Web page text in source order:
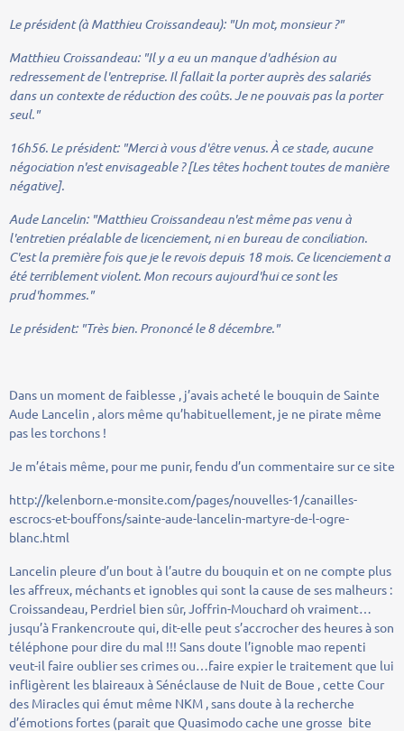
Le président (à Matthieu Croissandeau):"Un mot, monsieur ?"
Matthieu Croissandeau:"Il y a eu un manque d'adhésion au
redressement de l'entreprise. Il fallait la porter auprès des salariés
dans un contexte de réduction des coûts. Je ne pouvais pas la porter
seul."
16h56. Le président:"Merci à vous d'être venus. À ce stade, aucune
négociation n'est envisageable ? [Les têtes hochent toutes de manière
négative].
Aude Lancelin:"Matthieu Croissandeau n'est même pas venu à
l'entretien préalable de licenciement, ni en bureau de conciliation.
C'est la première fois que je le revois depuis 18 mois. Ce licenciement a
été terriblement violent. Mon recours aujourd'hui ce sont les
prud'hommes."
Le président: "Très bien. Prononcé le 8 décembre."
Dans un moment de faiblesse , j’avais acheté le bouquin de Sainte
Aude Lancelin , alors même qu’habituellement, je ne pirate même
pas les torchons !
Je m’étais même, pour me punir, fendu d’un commentaire sur ce site
http://kelenborn.e-monsite.com/pages/nouvelles-1/canailles-
escrocs-et-bouffons/sainte-aude-lancelin-martyre-de-l-ogre-
blanc.html
Lancelin pleure d’un bout à l’autre du bouquin et on ne compte plus
les affreux, méchants et ignobles qui sont la cause de ses malheurs :
Croissandeau, Perdriel bien sûr, Joffrin-Mouchard oh vraiment…
jusqu’à Frankencroute qui, dit-elle peut s’accrocher des heures à son
téléphone pour dire du mal !!! Sans doute l’ignoble mao repenti
veut-il faire oublier ses crimes ou…faire expier le traitement que lui
infligèrent les blaireaux à Sénéclause de Nuit de Boue , cette Cour
des Miracles qui émut même NKM , sans doute à la recherche
d’émotions fortes (parait que Quasimodo cache une grosse bite